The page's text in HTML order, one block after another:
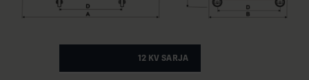
12 KV SARJA